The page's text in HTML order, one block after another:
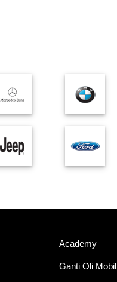
Academy
Ganti Oli Mobil